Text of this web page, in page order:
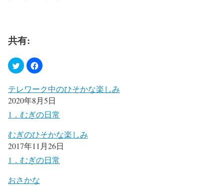
共有:
テレワーク中のひそかな楽しみ
2020年8月5日
1．むぎの日常
むぎのひそかな楽しみ
2017年11月26日
1．むぎの日常
おさかな